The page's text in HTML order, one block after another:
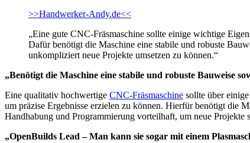
>>Handwerker-Andy.de<<
„Eine gute CNC-Fräsmaschine sollte einige wichtige
Dafür benötigt die Maschine eine stabile und robuste
unkompliziert neue Projekte umsetzen zu können.“
„Benötigt die Maschine eine stabile und robuste Bauweise
Eine qualitativ hochwertige CNC-Fräsmaschine sollte über
um präzise Ergebnisse erzielen zu können. Hierfür benötigt die
Handhabung und Programmierung vorteilhaft, um neue
„OpenBuilds Lead – Man kann sie sogar mit einem